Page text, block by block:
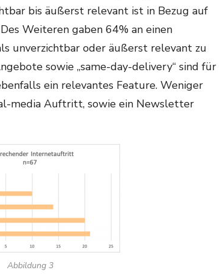
bis äußerst relevant ist in Bezug auf
Weiteren gaben 64% an einen
unverzichtbar oder äußerst relevant zu
sowie „same-day-delivery“ sind für
ein relevantes Feature. Weniger
media Auftritt, sowie ein Newsletter
Abbildung 3